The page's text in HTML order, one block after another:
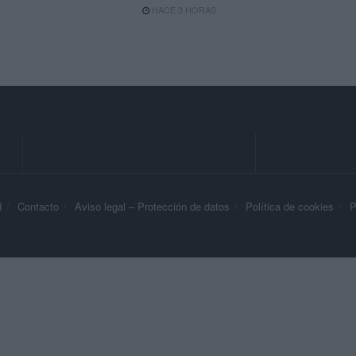
HACE 3 HORAS
Contacto Aviso legal – Protección de datos Política de cookies